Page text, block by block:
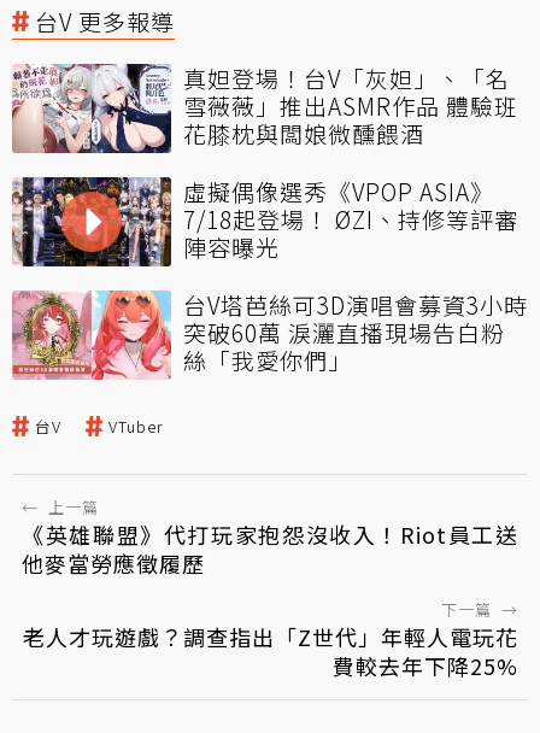
台V 更多報導
真妲登場！台V「灰妲」、「名
雪薇薇」推出ASMR作品 體驗班
花膝枕與闆娘微醺餵酒
虛擬偶像選秀《VPOP ASIA》
7/18起登場！ ØZI、持修等評審
陣容曝光
台V塔芭絲可3D演唱會募資3小時
突破60萬 淚灑直播現場告白粉
絲「我愛你們」
台V VTuber
← 上一篇
《英雄聯盟》代打玩家抱怨沒收入！Riot員工送
他麥當勞應徵履歷
下一篇 →
老人才玩遊戲？調查指出「Z世代」年輕人電玩花
費較去年下降25%